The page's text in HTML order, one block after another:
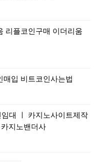
리플코인구매 이더리움
매입 비트코인사는법
대 ㅣ 카지노사이트제작
지노밴더사